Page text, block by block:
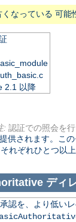
なっている 可能
2.1 以降
: 認証での照会を
供されます。こ
れぞれひとつ以
ディ
認を、より低い